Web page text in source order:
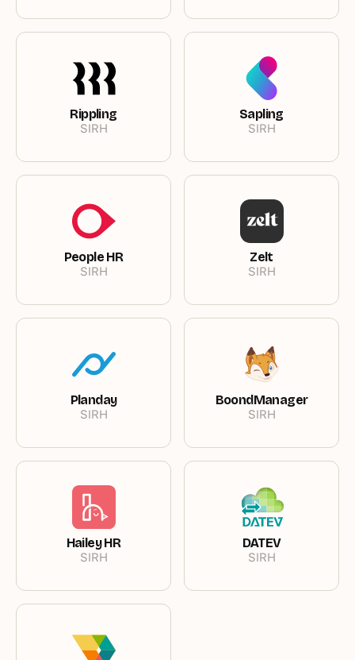
Rippling
SIRH
Sapling
SIRH
People HR
SIRH
Zelt
SIRH
Planday
SIRH
BoondManager
SIRH
Hailey HR
SIRH
DATEV
SIRH